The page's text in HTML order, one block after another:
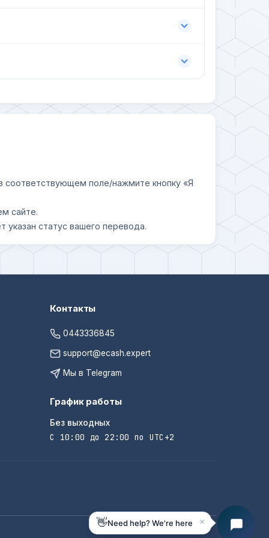
соответствующем поле/нажмите кнопку «Я
сайте.
указан статус вашего перевода.
Контакты
0443336845
support@ecash.expert
Мы в Telegram
График работы
Без выходных
С 10:00 до 22:00 по UTC+2
👋Need help? We're here ×